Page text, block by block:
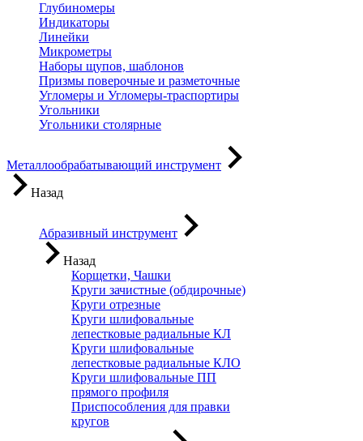
Глубиномеры
Индикаторы
Линейки
Микрометры
Наборы щупов, шаблонов
Призмы поверочные и разметочные
Угломеры и Угломеры-траспортиры
Угольники
Угольники столярные
Металлообрабатывающий инструмент
Назад
Абразивный инструмент
Назад
Корщетки, Чашки
Круги зачистные (обдирочные)
Круги отрезные
Круги шлифовальные
лепестковые радиальные КЛ
Круги шлифовальные
лепестковые радиальные КЛО
Круги шлифовальные ПП
прямого профиля
Приспособления для правки
кругов